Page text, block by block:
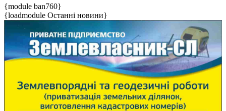
{module ban760}
{loadmodule Останні новини}